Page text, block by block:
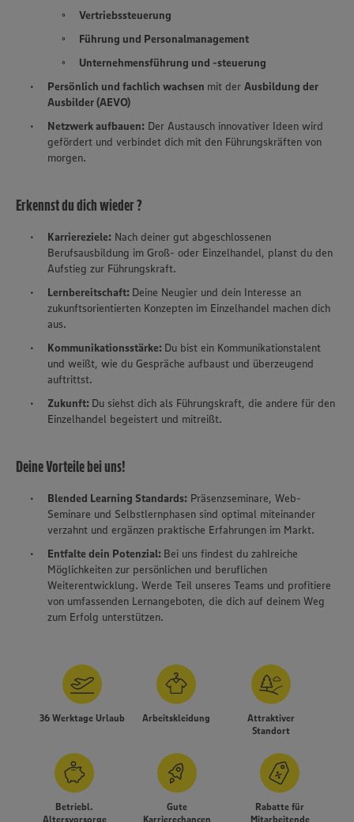
Vertriebssteuerung
Führung und Personalmanagement
Unternehmensführung und -steuerung
Persönlich und fachlich wachsen mit der Ausbildung der
Ausbilder (AEVO)
Netzwerk aufbauen: Der Austausch innovativer Ideen wird
gefördert und verbindet dich mit den Führungskräften von
morgen.
Erkennst du dich wieder ?
Karriereziele: Nach deiner gut abgeschlossenen
Berufsausbildung im Groß- oder Einzelhandel, planst du den
Aufstieg zur Führungskraft.
Lernbereitschaft: Deine Neugier und dein Interesse an
zukunftsorientierten Konzepten im Einzelhandel machen dich
aus.
Kommunikationsstärke: Du bist ein Kommunikationstalent
und weißt, wie du Gespräche aufbaust und überzeugend
auftrittst.
Zukunft: Du siehst dich als Führungskraft, die andere für den
Einzelhandel begeistert und mitreißt.
Deine Vorteile bei uns!
Blended Learning Standards: Präsenzseminare, Web-
Seminare und Selbstlernphasen sind optimal miteinander
verzahnt und ergänzen praktische Erfahrungen im Markt.
Entfalte dein Potenzial: Bei uns findest du zahlreiche
Möglichkeiten zur persönlichen und beruflichen
Weiterentwicklung. Werde Teil unseres Teams und profitiere
von umfassenden Lernangeboten, die dich auf deinem Weg
zum Erfolg unterstützen.
36 Werktage Urlaub Arbeitskleidung
Attraktiver
Standort
Betriebl.
Altersvorsorge
Gute
Karrierechancen
Rabatte für
Mitarbeitende